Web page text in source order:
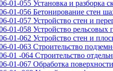
01-055 Установка и разборка
01-056 Бетонирование стен
01-057 Устройство стен и
01-058 Устройство рельсовых
01-062 Устройство стен и
01-063 Строительство
01 -064 Строительство
01-067 Обработка